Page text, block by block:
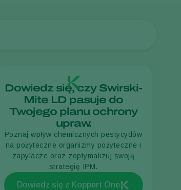
Dowiedz się, czy Swirski-
Mite LD pasuje do
Twojego planu ochrony
upraw.
Poznaj wpływ chemicznych pestycydów
na pożyteczne organizmy pożyteczne i
zapylacze oraz zoptymalizuj swoją
strategię IPM.
Dowiedz się z Koppert One